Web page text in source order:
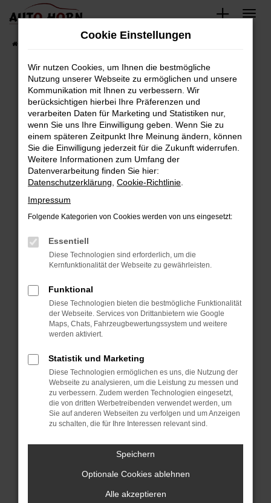
Zum
springen
Fahrzeugbestand
Fehler: Network Error
Beim Laden ist ein Fehler aufgetreten.
Hier sind ein paar Tipps, die dir helfen können:
Überprüfe deine Firewall und deine
Internetverbindung.
Laden andere Webseiten, zum Beispiel deine
Suchmaschine?
Prüfe deine Browsererweiterungen.
können das Laden bestimmter Seiten
verhindern. Funktioniert die Seite in einem
anderen Browser oder in einem privaten
Starte dein Gerät neu.
Das kann manchmal helfen, vorübergehende
Probleme zu beheben.
Betriebssystem auf dem neuesten Stand
sind.
Veraltete Software birgt nicht nur ein
Sicherheitsrisiko, sondern kann auch dazu
führen, dass bestimmte Funktionen nicht mehr
unterstützt werden.
Wende dich an den Webseitenbetreiber.
Wenn du alle oben genannten Schritte versucht
hast, kontaktiere uns bitte. Wir werden
versuchen, das Problem zu beheben. Du kannst
uns diesen Text schicken, um uns bei der
Cookie Einstellungen
Wir nutzen Cookies, um Ihnen die bestmögliche
Nutzung unserer Webseite zu ermöglichen und unsere
Kommunikation mit Ihnen zu verbessern. Wir
berücksichtigen hierbei Ihre Präferenzen und
verarbeiten Daten für Marketing und Statistiken nur,
wenn Sie uns Ihre Einwilligung geben. Wenn Sie zu
einem späteren Zeitpunkt Ihre Meinung ändern, können
Sie die Einwilligung jederzeit für die Zukunft widerrufen.
Weitere Informationen zum Umfang der
Datenverarbeitung finden Sie hier:
Datenschutzerklärung Cookie-Richtlinie
Impressum
Folgende Kategorien von Cookies werden von uns eingesetzt:
Essentiell
Diese Technologien sind erforderlich, um die
Kernfunktionalität der Webseite zu gewährleisten.
Funktional
Diese Technologien bieten die bestmögliche Funktionalität
der Webseite. Services von Drittanbietern wie Google
Maps, Chats, Fahrzeugbewertungssystem und weitere
werden aktiviert.
Statistik und Marketing
Diese Technologien ermöglichen es uns, die Nutzung der
Webseite zu analysieren, um die Leistung zu messen und
zu verbessern. Zudem werden Technologien eingesetzt,
die von dritten Werbetreibenden verwendet werden, um
Sie auf anderen Webseiten zu verfolgen und um Anzeigen
zu schalten, die für Ihre Interessen relevant sind.
Speichern
Optionale Cookies ablehnen
Alle akzeptieren